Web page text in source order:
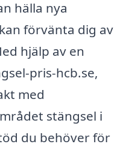
hälla nya
förvänta dig av
hjälp av en
pris-hcb.se,
med
stängsel i
du behöver för